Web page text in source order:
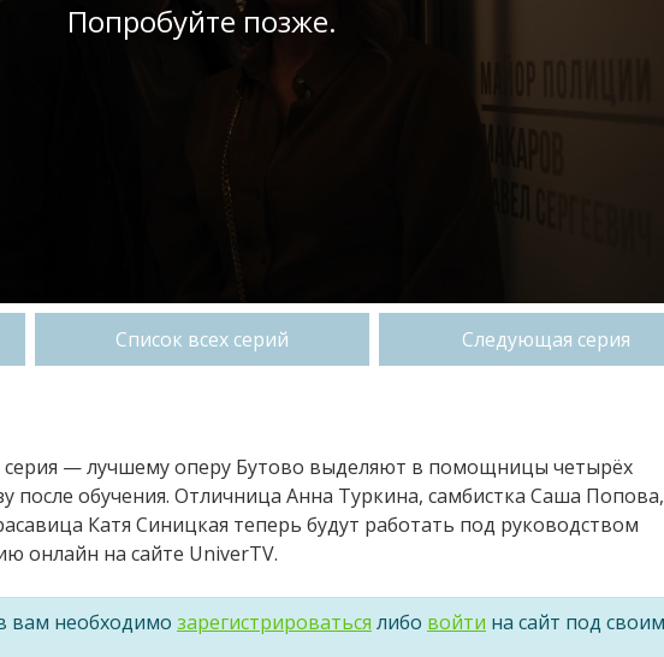
Попробуйте позже.
Список всех серий Следующая серия
— лучшему оперу Бутово выделяют в помощницы четырёх
после обучения. Отличница Анна Туркина, самбистка Саша Попова,
Катя Синицкая теперь будут работать под руководством
онлайн на сайте UniverTV.
вам необходимо зарегистрироваться либо войти на сайт под своим